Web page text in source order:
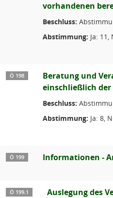
vorhandenen
Beschluss:
Abstimmung: Ja: 11,
Ö 198
Beratung und
einschließlich der
Beschluss:
Abstimmung: Ja: 8,
Ö 199 Informationen -
Ö 199.1
Auslegung des